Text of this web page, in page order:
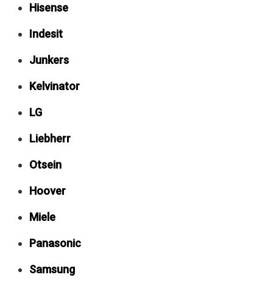
Hisense
Indesit
Junkers
Kelvinator
LG
Liebherr
Otsein
Hoover
Miele
Panasonic
Samsung